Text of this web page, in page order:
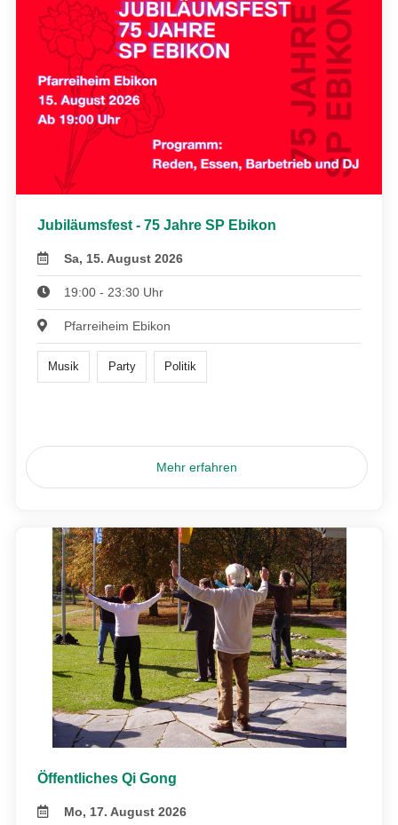
Jubiläumsfest - 75 Jahre SP Ebikon
Sa, 15. August 2026
19:00 - 23:30 Uhr
Pfarreiheim Ebikon
Musik Party Politik
Mehr erfahren
Öffentliches Qi Gong
Mo, 17. August 2026